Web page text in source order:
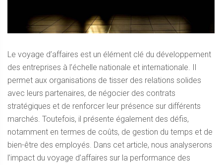
Le voyage d’affaires est un élément clé du développement
des entreprises à l’échelle nationale et internationale. Il
permet aux organisations de tisser des relations solides
avec leurs partenaires, de négocier des contrats
stratégiques et de renforcer leur présence sur différents
marchés. Toutefois, il présente également des défis,
notamment en termes de coûts, de gestion du temps et de
bien-être des employés. Dans cet article, nous analyserons
l’impact du voyage d’affaires sur la performance des